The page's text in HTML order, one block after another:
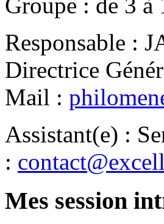
Responsable :
Directrice
Mail :
Assistant(e) :
:
Mes session